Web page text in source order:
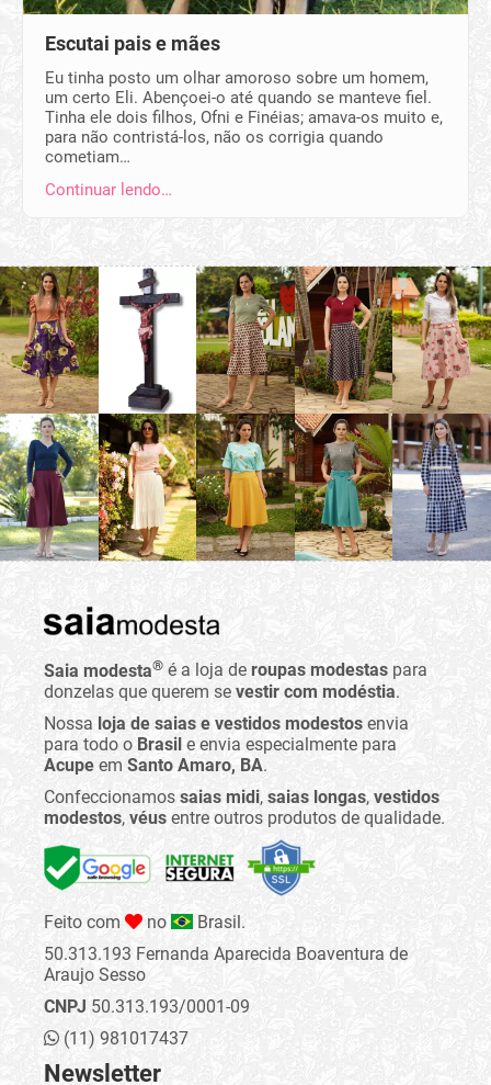
Escutai pais e mães
Eu tinha posto um olhar amoroso sobre um homem,
um certo Eli. Abençoei-o até quando se manteve fiel.
Tinha ele dois filhos, Ofni e Finéias; amava-os muito e,
para não contristá-los, não os corrigia quando
cometiam…
Continuar lendo…
Saia modesta® é a loja de roupas modestas para
donzelas que querem se vestir com modéstia.
Nossa loja de saias e vestidos modestos envia
para todo o Brasil e envia especialmente para
Acupe em Santo Amaro, BA.
Confeccionamos saias midi, saias longas, vestidos
modestos, véus entre outros produtos de qualidade.
Feito com no
Brasil.
50.313.193 Fernanda Aparecida Boaventura de
Araujo Sesso
CNPJ 50.313.193/0001-09
(11) 981017437
Newsletter